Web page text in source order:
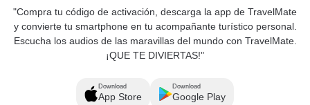
"Compra tu código de activación, descarga la app de TravelMate
y convierte tu smartphone en tu acompañante turístico personal.
Escucha los audios de las maravillas del mundo con TravelMate.
¡QUE TE DIVIERTAS!"
Download
App Store
Download
Google Play